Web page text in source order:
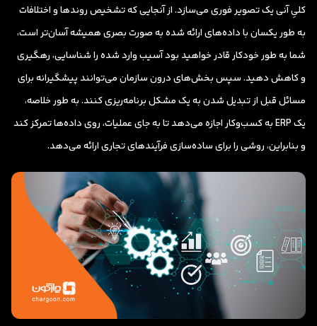
کلیِ آنی یک تصویر فوری می‌سازد. از آنجایی که تشخیص روندها و اختلافات
به طور یکسان با داده‌های ارائه شده به صورت بصری همیشه آسان‌تر است،
شما به طور خودکار قادر خواهید بود آسیب وارد شده را شناسایی، رهگیری
و کاهش دهید. سپس بخش‌های درون سازمان می‌توانند پیشگیرانه برای
مسائل قبل از تبدیل شدن به یک مشکل برنامه‌ریزی کنند. به طور خلاصه،
یک ERP به کسب‌وکار اجازه می‌دهد تا به جای عملیات، روی داده‌ها تمرکز کند
و بنابراین، روشی را برای ساده‌سازی فرآیندهای تجاری ارائه می‌دهد.